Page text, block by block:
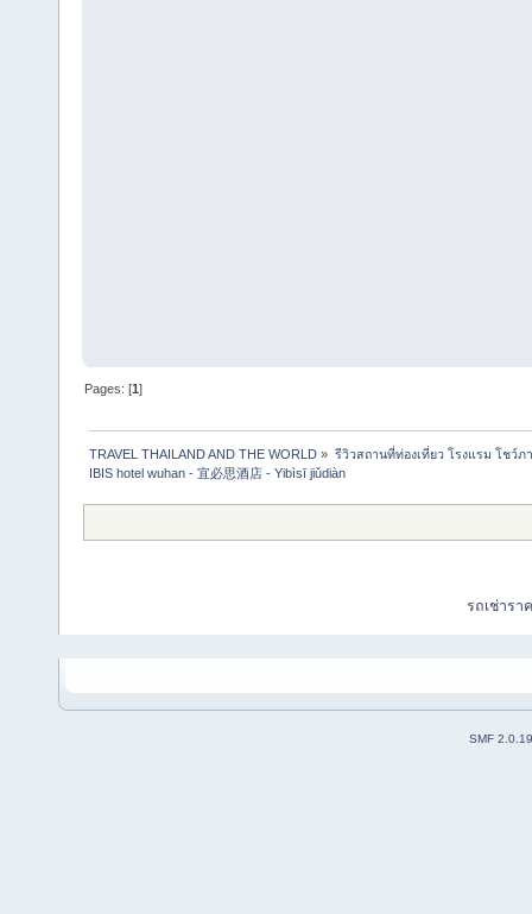
Pages: [1]
TRAVEL THAILAND AND THE WORLD » รีวิวสถานที่ท่องเที่ยว โรงแรม โชว์ภ
IBIS hotel wuhan - 宜必思酒店 - Yibìsī jiǔdiàn
รถเช่าร
SMF 2.0.19